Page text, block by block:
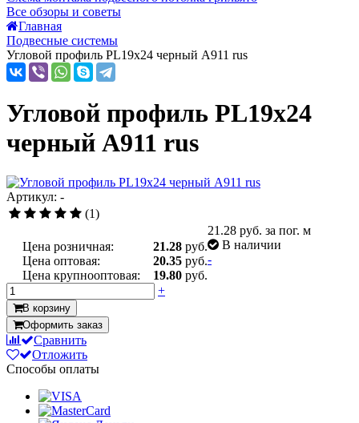
Все обзоры и советы
Главная
Подвесные системы
Угловой профиль PL19x24 черный А911 rus
Угловой профиль PL19x24
черный А911 rus
Артикул: -
(1)
Цена розничная: 21.28 руб.
Цена оптовая:
20.35 руб.
Цена крупнооптовая:
19.80 руб.
21.28 руб. за пог. м
В наличии
-
+
В корзину
Оформить заказ
Сравнить
Отложить
Способы оплаты